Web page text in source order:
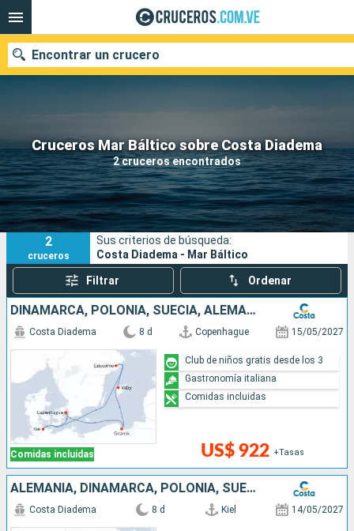
Cruceros Mar Báltico sobre Costa Diadema
2 cruceros encontrados
Encontrar un crucero
Nuestros destinos
Fecha de salida
Puertos Compañías
Buscar
2
cruceros
Sus criterios de búsqueda:
Costa Diadema - Mar Báltico
Filtrar Ordenar
DINAMARCA, POLONIA, SUECIA, ALEMANIA
Comidas incluidas
Costa Diadema 8 d Copenhague 15/05/2027
US$ 922 +Tasas
Club de niños gratis desde los 3
Gastronomía italiana
Comidas incluidas
ALEMANIA, DINAMARCA, POLONIA, SUECIA
Costa Diadema 8 d Kiel 14/05/2027